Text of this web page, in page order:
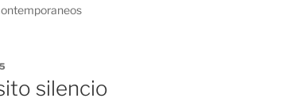
silencio